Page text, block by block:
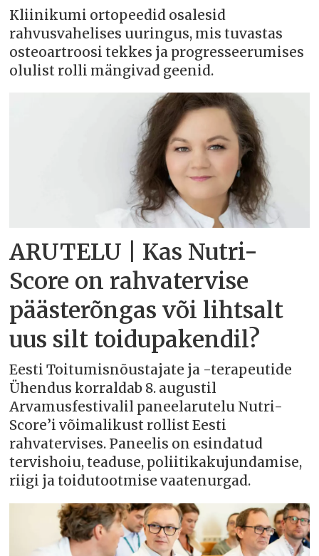
Kliinikumi ortopeedid osalesid
rahvusvahelises uuringus, mis tuvastas
osteoartroosi tekkes ja progresseerumises
olulist rolli mängivad geenid.
ARUTELU | Kas Nutri-
Score on rahvatervise
päästerõngas või lihtsalt
uus silt toidupakendil?
Eesti Toitumisnõustajate ja -terapeutide
Ühendus korraldab 8. augustil
Arvamusfestivalil paneelarutelu Nutri-
Score’i võimalikust rollist Eesti
rahvatervises. Paneelis on esindatud
tervishoiu, teaduse, poliitikakujundamise,
riigi ja toidutootmise vaatenurgad.